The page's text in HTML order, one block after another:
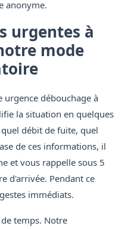
anonyme.
urgentes à
mode
urgence débouchage à
la situation en quelques
débit de fuite, quel
de ces informations, il
et vous rappelle sous 5
d'arrivée. Pendant ce
immédiats.
temps. Notre